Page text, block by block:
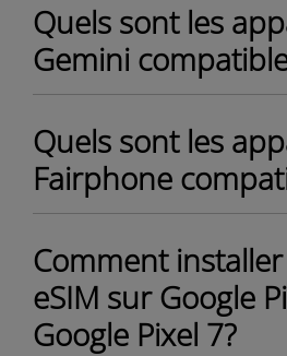
Quels sont les
Gemini
Quels sont les
Fairphone
Comment
eSIM sur Google
Google Pixel 7?